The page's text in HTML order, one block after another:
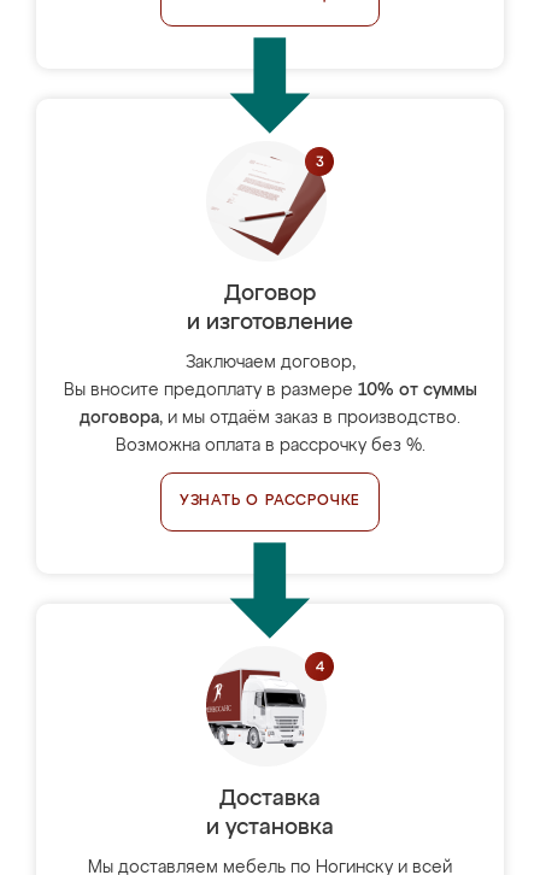
Договор
и изготовление
Заключаем договор,
Вы вносите предоплату в размере 10% от суммы
договора, и мы отдаём заказ в производство.
Возможна оплата в рассрочку без %.
УЗНАТЬ О РАССРОЧКЕ
Доставка
и установка
Мы доставляем мебель по Ногинску и всей